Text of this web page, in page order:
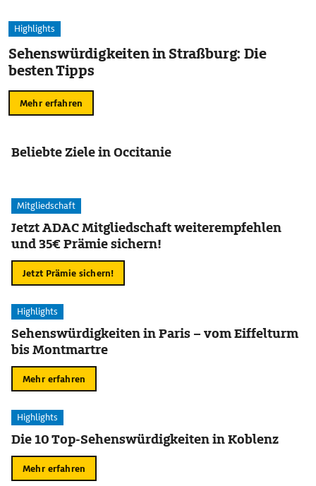
Highlights
Sehenswürdigkeiten in Straßburg: Die
besten Tipps
Mehr erfahren
Beliebte Ziele in Occitanie
Mitgliedschaft
Jetzt ADAC Mitgliedschaft weiterempfehlen
und 35€ Prämie sichern!
Jetzt Prämie sichern!
Highlights
Sehenswürdigkeiten in Paris – vom Eiffelturm
bis Montmartre
Mehr erfahren
Highlights
Die 10 Top-Sehenswürdigkeiten in Koblenz
Mehr erfahren